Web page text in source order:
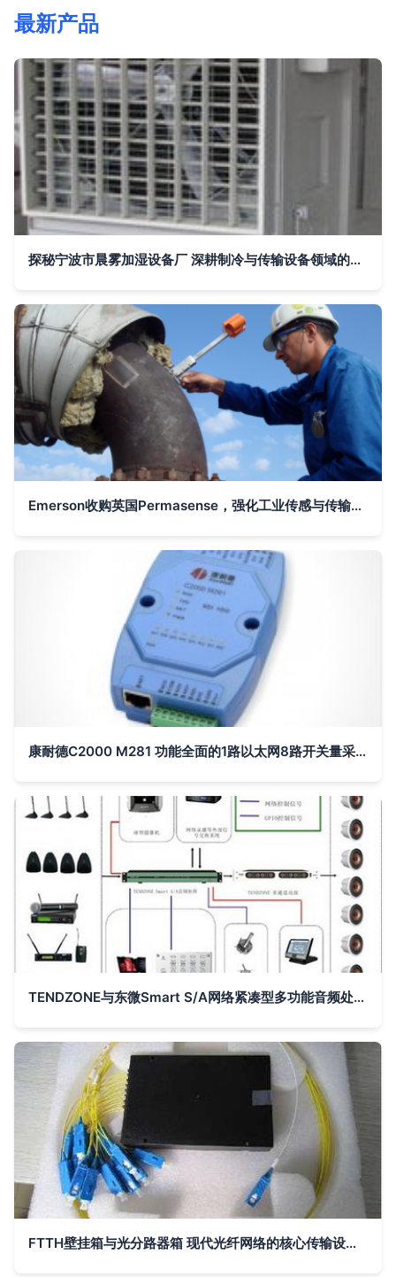
最新产品
探秘宁波市晨雾加湿设备厂 深耕制冷与传输设备领域的多元力量
Emerson收购英国Permasense，强化工业传感与传输技术布局
康耐德C2000 M281 功能全面的1路以太网8路开关量采集模块
TENDZONE与东微Smart S/A网络紧凑型多功能音频处理器 音响系统中的高效枢纽
FTTH壁挂箱与光分路器箱 现代光纤网络的核心传输设备供应解析